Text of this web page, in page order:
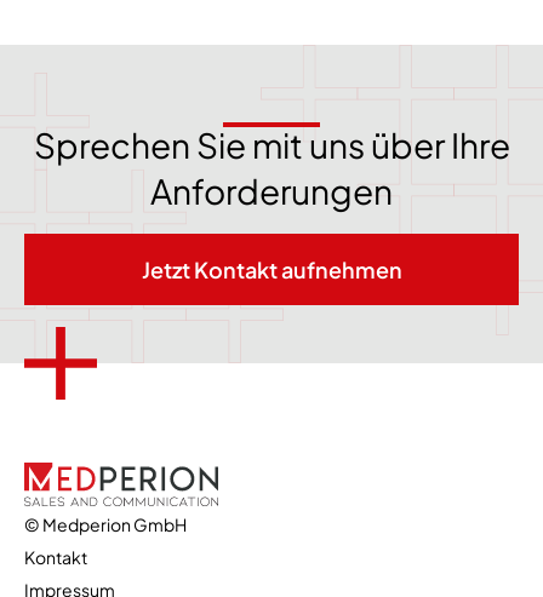
Sprechen Sie mit uns über Ihre
Anforderungen
Jetzt Kontakt aufnehmen
© Medperion GmbH
Kontakt
Impressum